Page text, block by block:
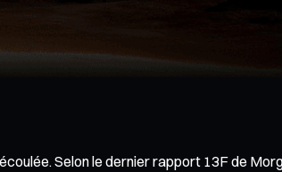
Selon le dernier rapport 13F de